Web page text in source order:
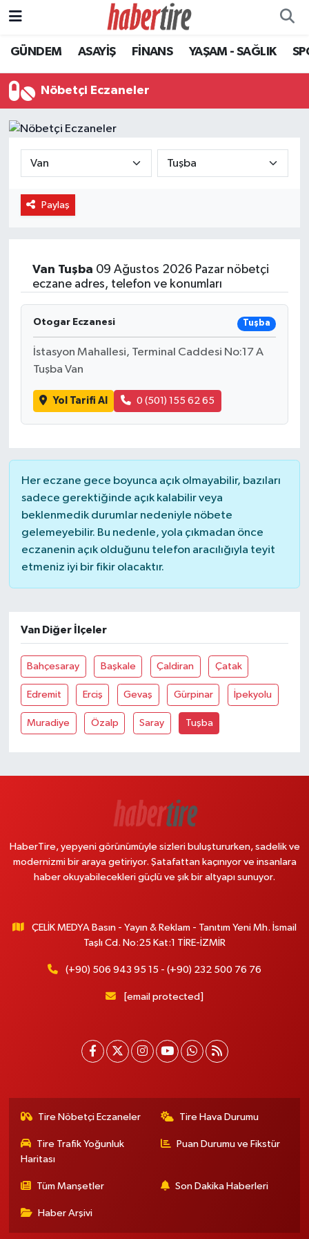
GÜNDEM ASAYİŞ FİNANS YAŞAM - SAĞLIK
Nöbetçi Eczaneler
Paylaş
Van Tuşba 09 Ağustos 2026 Pazar nöbetçi
eczane adres, telefon ve konumları
Otogar Eczanesi Tuşba
İstasyon Mahallesi, Terminal Caddesi No:17 A
Tuşba Van
Yol Tarifi Al 0 (501) 155 62 65
Her eczane gece boyunca açık olmayabilir, bazıları
sadece gerektiğinde açık kalabilir veya
beklenmedik durumlar nedeniyle nöbete
gelemeyebilir. Bu nedenle, yola çıkmadan önce
eczanenin açık olduğunu telefon aracılığıyla teyit
etmeniz iyi bir fikir olacaktır.
Van Diğer İlçeler
Bahçesaray Başkale Çaldiran Çatak
Edremit Erciş Gevaş Gürpinar İpekyolu
Muradiye Özalp Saray Tuşba
HaberTire, yepyeni görünümüyle sizleri buluştururken, sadelik ve
modernizmi bir araya getiriyor. Şatafattan kaçınıyor ve insanlara
haber okuyabilecekleri güçlü ve şık bir altyapı sunuyor.
ÇELİK MEDYA Basın - Yayın & Reklam - Tanıtım Yeni Mh. İsmail
Taşlı Cd. No:25 Kat:1 TİRE-İZMİR
(+90) 506 943 95 15 - (+90) 232 500 76 76
[email protected]
Tire Nöbetçi Eczaneler Tire Hava Durumu
Tire Trafik Yoğunluk
Haritası
Puan Durumu ve Fikstür
Tüm Manşetler Son Dakika Haberleri
Haber Arşivi
Tire Nöbetçi Eczaneler
Tire Hava Durumu
Tire Trafik Yoğunluk Haritası
Süper Lig Puan Durumu ve Fikstür
Tüm Manşetler
Haber Arşivi